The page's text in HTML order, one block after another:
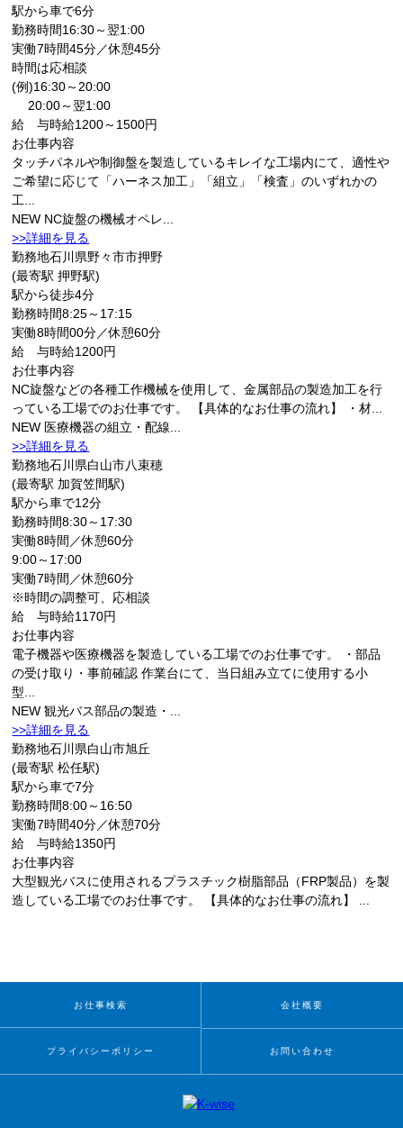
駅から車で6分
勤務時間16:30～翌1:00
実働7時間45分／休憩45分
時間は応相談
(例)16:30～20:00
20:00～翌1:00
給 与時給1200～1500円
お仕事内容
タッチパネルや制御盤を製造しているキレイな工場内にて、適性や
ご希望に応じて「ハーネス加工」「組立」「検査」のいずれかの
工...
NEW NC旋盤の機械オペレ...
>>詳細を見る
勤務地石川県野々市市押野
(最寄駅 押野駅)
駅から徒歩4分
勤務時間8:25～17:15
実働8時間00分／休憩60分
給 与時給1200円
お仕事内容
NC旋盤などの各種工作機械を使用して、金属部品の製造加工を行
っている工場でのお仕事です。 【具体的なお仕事の流れ】 ・材...
NEW 医療機器の組立・配線...
>>詳細を見る
勤務地石川県白山市八束穂
(最寄駅 加賀笠間駅)
駅から車で12分
勤務時間8:30～17:30
実働8時間／休憩60分
9:00～17:00
実働7時間／休憩60分
※時間の調整可、応相談
給 与時給1170円
お仕事内容
電子機器や医療機器を製造している工場でのお仕事です。 ・部品
の受け取り・事前確認 作業台にて、当日組み立てに使用する小
型...
NEW 観光バス部品の製造・...
>>詳細を見る
勤務地石川県白山市旭丘
(最寄駅 松任駅)
駅から車で7分
勤務時間8:00～16:50
実働7時間40分／休憩70分
給 与時給1350円
お仕事内容
大型観光バスに使用されるプラスチック樹脂部品（FRP製品）を製
造している工場でのお仕事です。 【具体的なお仕事の流れ】 ...
お仕事検索 会社概要
プライバシーポリシー お問い合わせ